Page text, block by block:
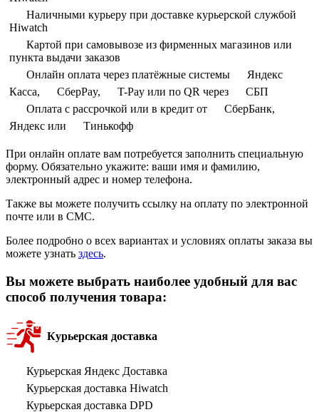
Наличными курьеру при доставке курьерской службой
Hiwatch
Картой при самовывозе из фирменных магазинов или
пункта выдачи заказов
Онлайн оплата через платёжные системы
Яндекс
Касса,
СберPay, T-Pay или по QR через
СБП
Оплата с рассрочкой или в кредит от
СберБанк,
Яндекс или
Тинькофф
При онлайн оплате вам потребуется заполнить специальную
форму. Обязательно укажите: ваши имя и фамилию,
электронный адрес и номер телефона.
Также вы можете получить ссылку на оплату по электронной
почте или в СМС.
Более подробно о всех вариантах и условиях оплаты заказа вы
можете узнать здесь.
Вы можете выбрать наиболее удобный для вас
способ получения товара:
Курьерская доставка
Курьерская Яндекс Доставка
Курьерская доставка Hiwatch
Курьерская доставка DPD